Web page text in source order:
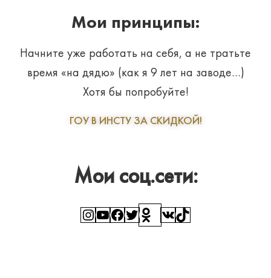
Мои принципы:
Начните уже работать на себя, а не тратьте
время «на дядю» (как я 9 лет на заводе…)
Хотя бы попробуйте!
ГОУ В ИНСТУ ЗА СКИДКОЙ!
Мои соц.сети:
Instagram
YouTube
Facebook
Twitter
Ссылка
ВКонтакте
TikTok